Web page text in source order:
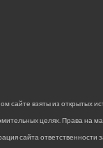
сайте взяты из открытых
целях. Права на
сайта ответственности